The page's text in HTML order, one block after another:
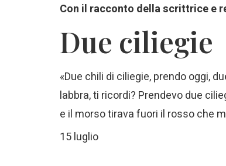
Con il racconto della scrittrice e
Due ciliegie
«Due chili di ciliegie, prendo oggi,
labbra, ti ricordi? Prendevo due
e il morso tirava fuori il rosso che
15 luglio